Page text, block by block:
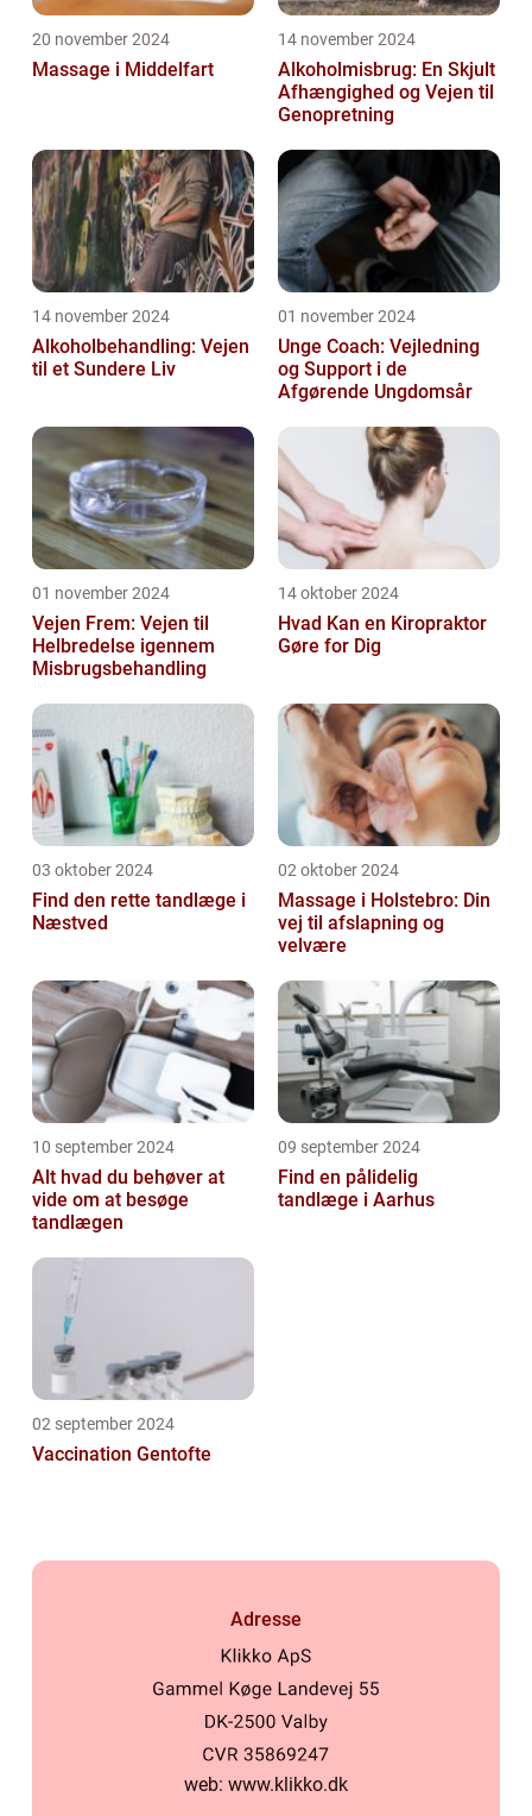
20 november 2024
Massage i Middelfart
14 november 2024
Alkoholmisbrug: En Skjult
Afhængighed og Vejen til
Genopretning
14 november 2024
Alkoholbehandling: Vejen
til et Sundere Liv
01 november 2024
Unge Coach: Vejledning
og Support i de
Afgørende Ungdomsår
01 november 2024
Vejen Frem: Vejen til
Helbredelse igennem
Misbrugsbehandling
14 oktober 2024
Hvad Kan en Kiropraktor
Gøre for Dig
03 oktober 2024
Find den rette tandlæge i
Næstved
02 oktober 2024
Massage i Holstebro: Din
vej til afslapning og
velvære
10 september 2024
Alt hvad du behøver at
vide om at besøge
tandlægen
09 september 2024
Find en pålidelig
tandlæge i Aarhus
02 september 2024
Vaccination Gentofte
Adresse
web: www.klikko.dk